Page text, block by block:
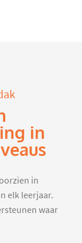
in
in
elk leerjaar.
waar